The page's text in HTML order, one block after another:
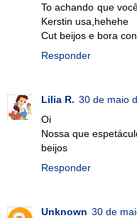
To achando que
Kerstin usa,hehehe
Cut beijos e bora
Responder
Lilia R. 30 de maio
Oi
Nossa que
beijos
Responder
Unknown 30 de